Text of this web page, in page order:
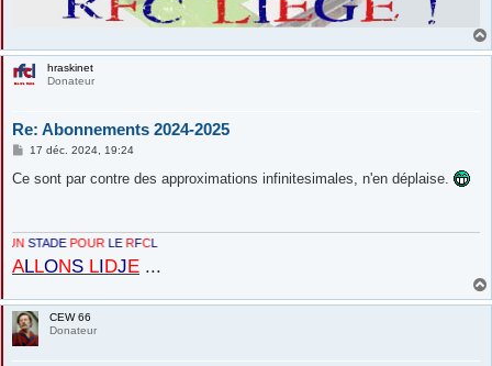
hraskinet
Donateur
Re: Abonnements 2024-2025
M
s
17 déc. 2024, 19:24
Ce sont par contre des approximations infinitesimales, n'en déplaise.
POUR LE RFCL
ALLONS LIDJE ...
CEW 66
Donateur